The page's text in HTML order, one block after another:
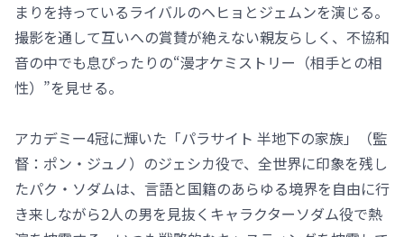
まりを持っているライバルのヘヒョとジェムンを演じる。
撮影を通して互いへの賞賛が絶えない親友らしく、不協和
音の中でも息ぴったりの“漫才ケミストリー（相手との相
性）”を見せる。
アカデミー4冠に輝いた「パラサイト 半地下の家族」（監
督：ポン・ジュノ）のジェシカ役で、全世界に印象を残し
たパク・ソダムは、言語と国籍のあらゆる境界を自由に行
き来しながら2人の男を見抜くキャラクターソダム役で熱